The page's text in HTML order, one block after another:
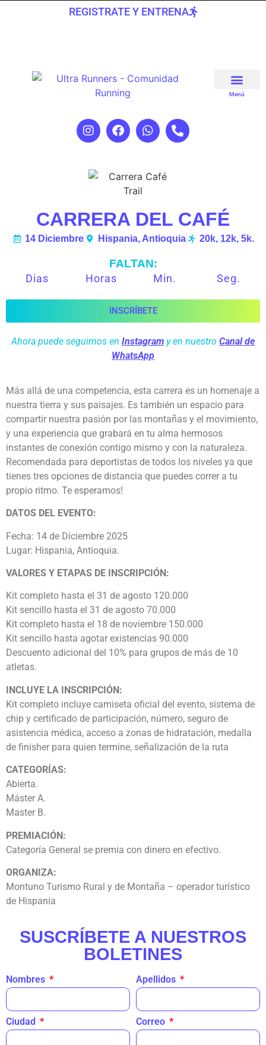
REGISTRATE Y ENTRENA
Menú
CARRERA DEL CAFÉ
14 Diciembre Hispania, Antioquia 20k, 12k, 5k.
FALTAN:
Dias
Horas Min. Seg.
INSCRÍBETE
Ahora puede seguirnos en Instagram y en nuestro Canal de
WhatsApp
Más allá de una competencia, esta carrera es un homenaje a
nuestra tierra y sus paisajes. Es también un espacio para
compartir nuestra pasión por las montañas y el movimiento,
y una experiencia que grabará en tu alma hermosos
instantes de conexión contigo mismo y con la naturaleza.
Recomendada para deportistas de todos los niveles ya que
tienes tres opciones de distancia que puedes correr a tu
propio ritmo. Te esperamos!
DATOS DEL EVENTO:
Fecha: 14 de Diciembre 2025
Lugar: Hispania, Antioquia.
VALORES Y ETAPAS DE INSCRIPCIÓN:
Kit completo hasta el 31 de agosto 120.000
Kit sencillo hasta el 31 de agosto 70.000
Kit completo hasta el 18 de noviembre 150.000
Kit sencillo hasta agotar existencias 90.000
Descuento adicional del 10% para grupos de más de 10
atletas.
INCLUYE LA INSCRIPCIÓN:
Kit completo incluye camiseta oficial del evento, sistema de
chip y certificado de participación, número, seguro de
asistencia médica, acceso a zonas de hidratación, medalla
de finisher para quien termine, señalización de la ruta
CATEGORÍAS:
Abierta.
Máster A.
Master B.
PREMIACIÓN:
Categoría General se premia con dinero en efectivo.
ORGANIZA:
Montuno Turismo Rural y de Montaña – operador turístico
de Hispania
SUSCRÍBETE A NUESTROS
BOLETINES
Nombres Apellidos
Ciudad Correo